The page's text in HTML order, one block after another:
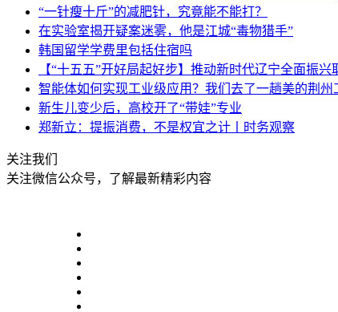
“一针瘦十斤”的减肥针，究竟能不能打？
在实验室揭开疑案迷雾，他是江城“毒物猎手”
韩国留学学费里包括住宿吗
【“十五五”开好局起好步】推动新时代辽宁全面振
智能体如何实现工业级应用？我们去了一趟美的荆州
新生儿变少后，高校开了“带娃”专业
郑新立：提振消费，不是权宜之计丨时务观察
关注我们
关注微信公众号，了解最新精彩内容